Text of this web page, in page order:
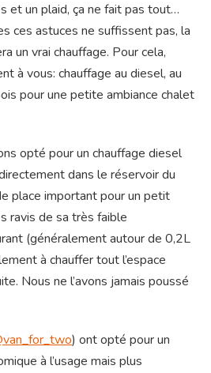
et un plaid, ça ne fait pas tout…
ces astuces ne suffissent pas, la
un vrai chauffage. Pour cela,
à vous: chauffage au diesel, au
pour une petite ambiance chalet
opté pour un chauffage diesel
dans le réservoir du
place important pour un petit
ravis de sa très faible
(généralement autour de 0,2L
à chauffer tout l’espace
Nous ne l’avons jamais poussé
) ont opté pour un
à l’usage mais plus